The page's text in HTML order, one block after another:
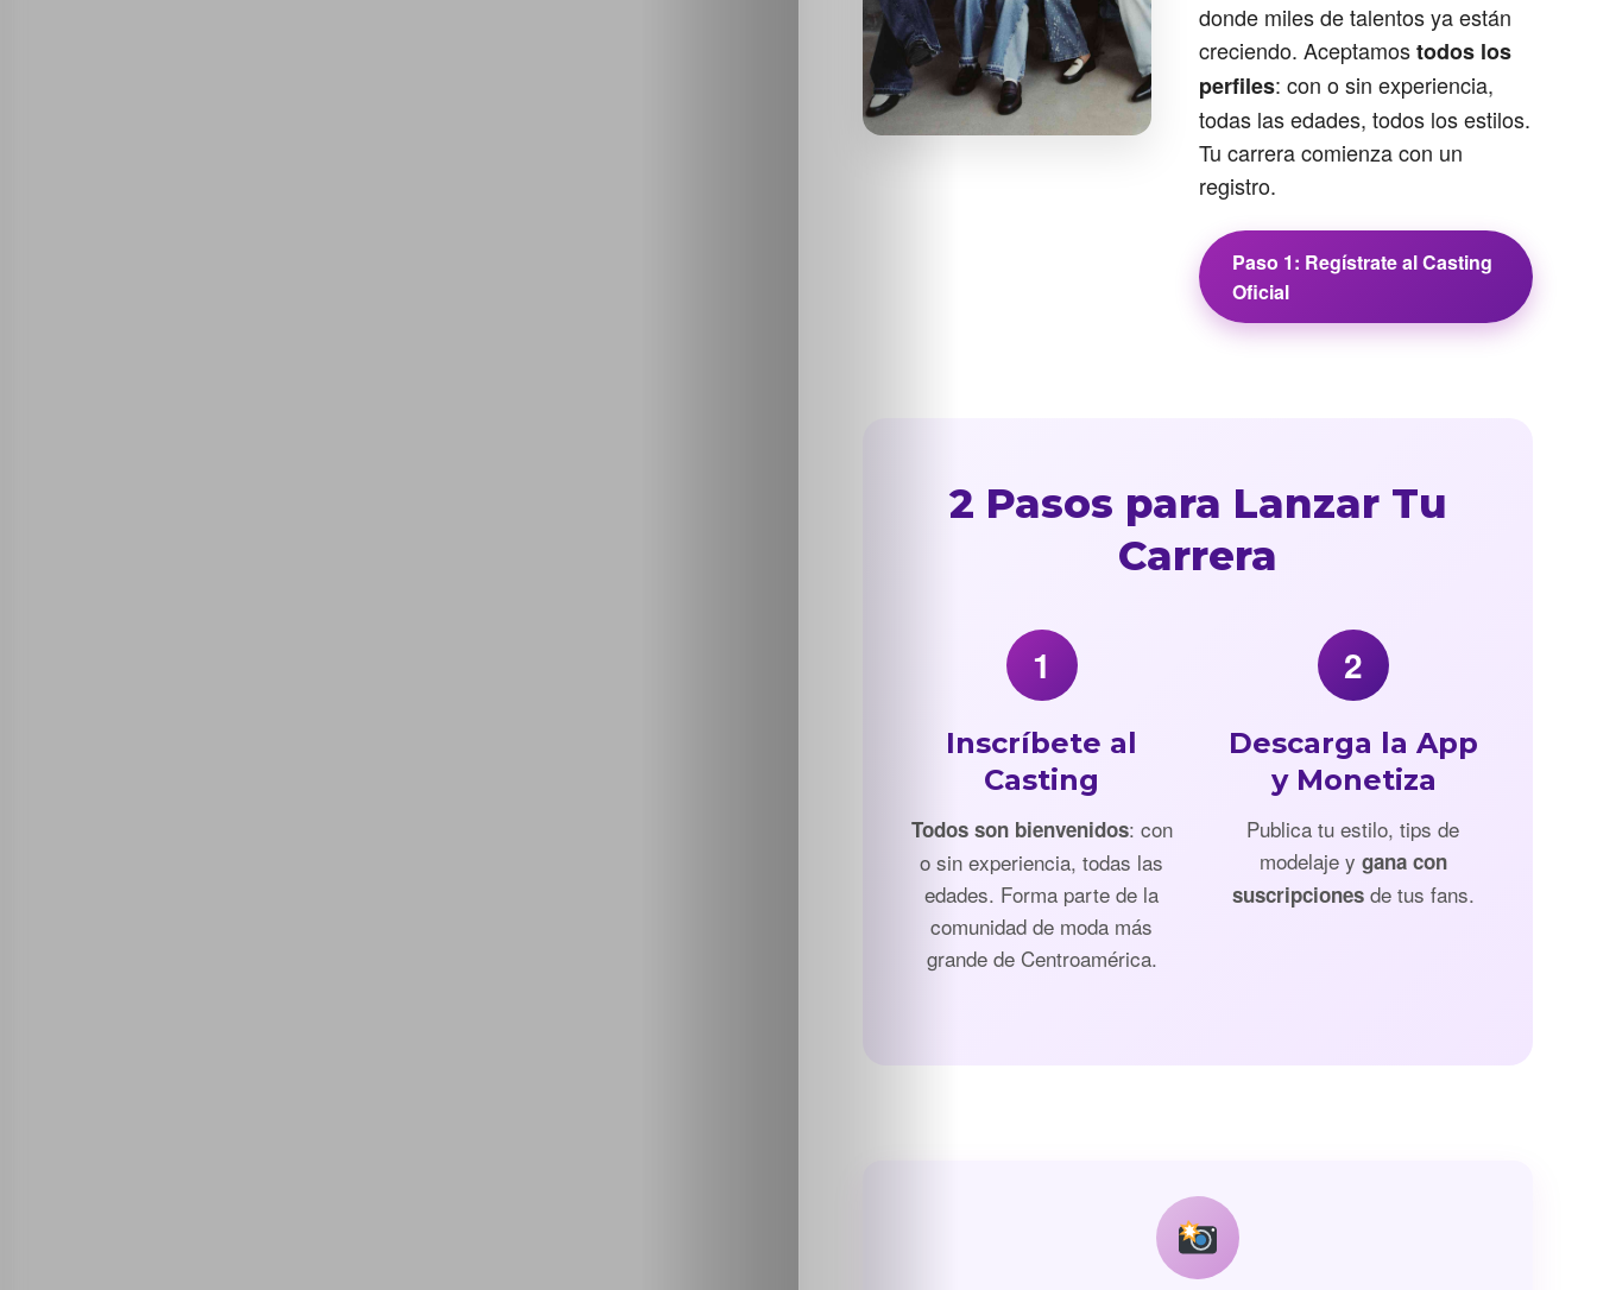
donde miles de talentos ya están
creciendo. Aceptamostodos los
perfiles: con o sin experiencia,
todas las edades, todos los estilos.
Tu carrera comienza con un
registro.
Paso 1: Regístrate al Casting
Oficial
2 Pasos para Lanzar Tu
Carrera
1
Inscríbete al
Casting
Todos son bienvenidos: con
o sin experiencia, todas las
edades. Forma parte de la
comunidad de moda más
grande de Centroamérica.
2
Descarga la App
y Monetiza
Publica tu estilo, tips de
modelaje ygana con
suscripciones de tus fans.